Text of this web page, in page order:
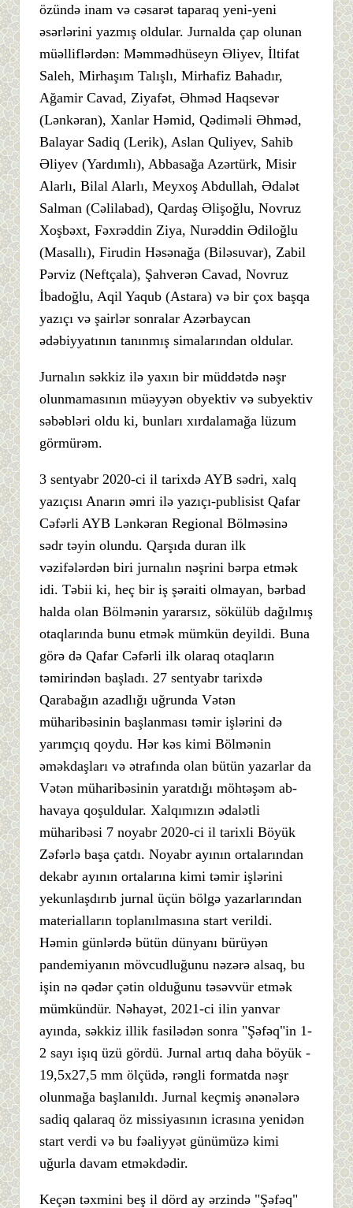
özündə inam və cəsarət taparaq yeni-yeni
əsərlərini yazmış oldular. Jurnalda çap olunan
müəlliflərdən: Məmmədhüseyn Əliyev, İltifat
Saleh, Mirhaşım Talışlı, Mirhafiz Bahadır,
Ağamir Cavad, Ziyafət, Əhməd Haqsevər
(Lənkəran), Xanlar Həmid, Qədiməli Əhməd,
Balayar Sadiq (Lerik), Aslan Quliyev, Sahib
Əliyev (Yardımlı), Abbasağa Azərtürk, Misir
Alarlı, Bilal Alarlı, Meyxoş Abdullah, Ədalət
Salman (Cəlilabad), Qardaş Əlişoğlu, Novruz
Xoşbəxt, Fəxrəddin Ziya, Nurəddin Ədiloğlu
(Masallı), Firudin Həsənağa (Biləsuvar), Zabil
Pərviz (Neftçala), Şahverən Cavad, Novruz
İbadoğlu, Aqil Yaqub (Astara) və bir çox başqa
yazıçı və şairlər sonralar Azərbaycan
ədəbiyyatının tanınmış simalarından oldular.
Jurnalın səkkiz ilə yaxın bir müddətdə nəşr
olunmamasının müəyyən obyektiv və subyektiv
səbəbləri oldu ki, bunları xırdalamağa lüzum
görmürəm.
3 sentyabr 2020-ci il tarixdə AYB sədri, xalq
yazıçısı Anarın əmri ilə yazıçı-publisist Qafar
Cəfərli AYB Lənkəran Regional Bölməsinə
sədr təyin olundu. Qarşıda duran ilk
vəzifələrdən biri jurnalın nəşrini bərpa etmək
idi. Təbii ki, heç bir iş şəraiti olmayan, bərbad
halda olan Bölmənin yararsız, sökülüb dağılmış
otaqlarında bunu etmək mümkün deyildi. Buna
görə də Qafar Cəfərli ilk olaraq otaqların
təmirindən başladı. 27 sentyabr tarixdə
Qarabağın azadlığı uğrunda Vətən
müharibəsinin başlanması təmir işlərini də
yarımçıq qoydu. Hər kəs kimi Bölmənin
əməkdaşları və ətrafında olan bütün yazarlar da
Vətən müharibəsinin yaratdığı möhtəşəm ab-
havaya qoşuldular. Xalqımızın ədalətli
müharibəsi 7 noyabr 2020-ci il tarixli Böyük
Zəfərlə başa çatdı. Noyabr ayının ortalarından
dekabr ayının ortalarına kimi təmir işlərini
yekunlaşdırıb jurnal üçün bölgə yazarlarından
materialların toplanılmasına start verildi.
Həmin günlərdə bütün dünyanı bürüyən
pandemiyanın mövcudluğunu nəzərə alsaq, bu
işin nə qədər çətin olduğunu təsəvvür etmək
mümkündür. Nəhayət, 2021-ci ilin yanvar
ayında, səkkiz illik fasilədən sonra "Şəfəq"in 1-
2 sayı işıq üzü gördü. Jurnal artıq daha böyük -
19,5x27,5 mm ölçüdə, rəngli formatda nəşr
olunmağa başlanıldı. Jurnal keçmiş ənənələrə
sadiq qalaraq öz missiyasının icrasına yenidən
start verdi və bu fəaliyyət günümüzə kimi
uğurla davam etməkdədir.
Keçən təxmini beş il dörd ay ərzində "Şəfəq"